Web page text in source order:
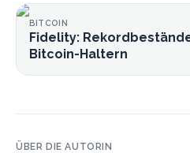
BITCOIN
Fidelity:
Bitcoin-Haltern
ÜBER DIE AUTORIN